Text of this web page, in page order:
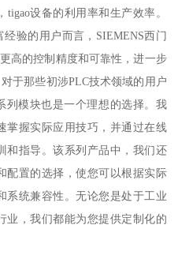
设备的利用率和生产效率。
验的用户而言，SIEMENS西门
高的控制精度和可靠性，进一步
于那些初涉PLC技术领域的用户
列模块也是一个理想的选择。我
掌握实际应用技巧，并通过在线
和指导。该系列产品中，我们还
配置的选择，使您可以根据实际
系统兼容性。无论您是处于工业
业，我们都能为您提供定制化的